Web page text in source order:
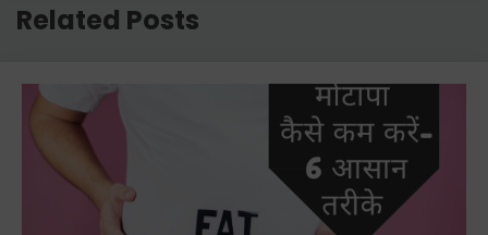
Related Posts